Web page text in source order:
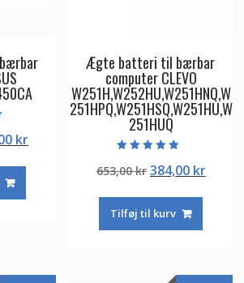
krDen
Ægte batteri til bærbar
computer CLEVO
W251H,W252HU,W251HNQ,W
251HPQ,W251HSQ,W251HU,W
251HUQ
5.00
ud af 5
653,00kr Den
pris
var:
384,00 krDen
Tilføj til kurv